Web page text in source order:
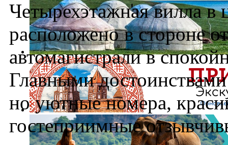
Четырехэтажная вилла в
расположено в стороне
автомагистрали в
Главными
но уютные номера,
гостеприимные